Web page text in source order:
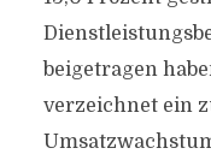
beigetragen
verzeichnet ein